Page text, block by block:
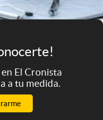
en El Cronista
a tu medida.